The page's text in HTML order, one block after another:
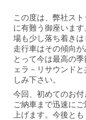
この度は、弊社ス
に有難う御座いま
場も少し落ち着き
走行車はその傾向
とって今は最高の
ェラ－リサウンド
しみ下さい。
今回、初めてのお
ご納車まで迅速に
上げます。今後と